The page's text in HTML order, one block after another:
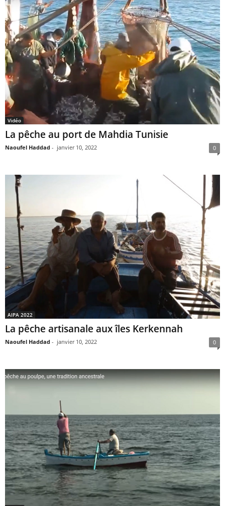
Vidéo
La pêche au port de Mahdia Tunisie
Naoufel Haddad - janvier 10, 2022 0
AIPA 2022
La pêche artisanale aux îles Kerkennah
Naoufel Haddad - janvier 10, 2022 0